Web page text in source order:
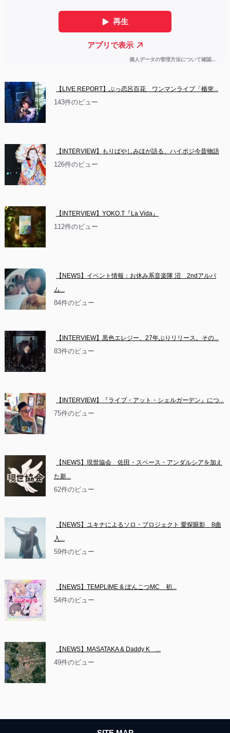
【LIVE REPORT】ぶっ恋呂百花　ワンマンライブ「楯突...
143件のビュー
【INTERVIEW】もりばやしみほが語る、ハイポジ今昔物語
126件のビュー
【INTERVIEW】YOKO.T『La Vida』
112件のビュー
【NEWS】イベント情報：お休み系音楽隊 沼　2ndアルバ
ム...
84件のビュー
【INTERVIEW】黒色エレジー、27年ぶりリリース。その...
83件のビュー
【INTERVIEW】『ライブ・アット・シェルガーデン』につ...
75件のビュー
【NEWS】現世協会　佐田・スペース・アンダルシアを加え
た新...
62件のビュー
【NEWS】ユキナによるソロ・プロジェクト 愛探眼影　8曲
入...
59件のビュー
【NEWS】TEMPLIME & ぽんこつMC　初...
54件のビュー
【NEWS】MASATAKA & Daddy K　...
49件のビュー